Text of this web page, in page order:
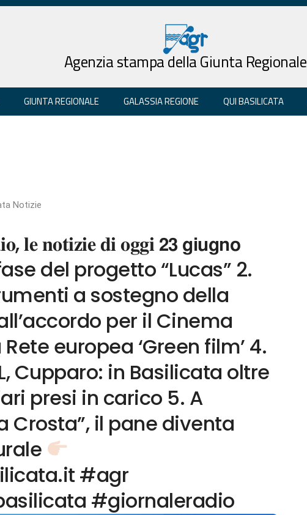
Agenzia stampa della Giunta Regionale
GIUNTA REGIONALE GALASSIA REGIONE QUI BASILICATA
Notizie
𝐥𝐞 𝐧𝐨𝐭𝐢𝐳𝐢𝐞 𝐝𝐢 𝐨𝐠𝐠𝐢 𝟮𝟯 𝗴𝗶𝘂𝗴𝗻𝗼
del progetto “Lucas” 2.
a sostegno della
per il Cinema
europea ‘Green film’ 4.
Cupparo: in Basilicata oltre
presi in carico 5. A
Crosta”, il pane diventa
#agr
#giornaleradio